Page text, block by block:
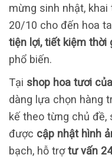
mừng sinh nhật, khai
20/10 cho đến hoa
tiện lợi, tiết kiệm thời
phổ biến.
Tại shop hoa tươi
dàng lựa chọn hàng
kế theo từng chủ đề,
được cập nhật hình
bạch, hỗ trợtư vấn